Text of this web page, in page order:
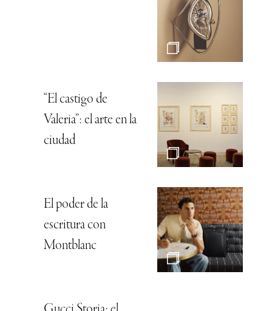
“El castigo de
Valeria”: el arte en la
ciudad
El poder de la
escritura con
Montblanc